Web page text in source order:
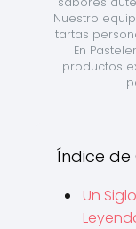
Nuestro
tartas
En
productos
Índice de
Un